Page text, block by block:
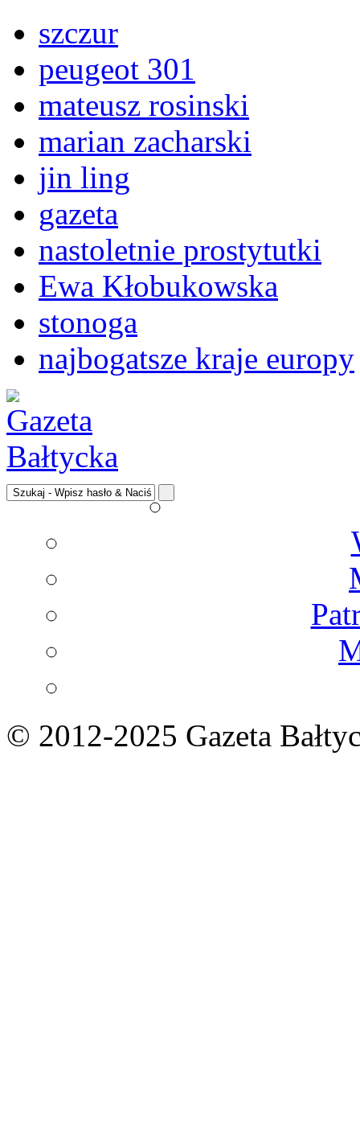
szczur
peugeot 301
mateusz rosinski
marian zacharski
jin ling
gazeta
nastoletnie prostytutki
Ewa Kłobukowska
stonoga
najbogatsze kraje europy
© 2012-2025 Gazeta